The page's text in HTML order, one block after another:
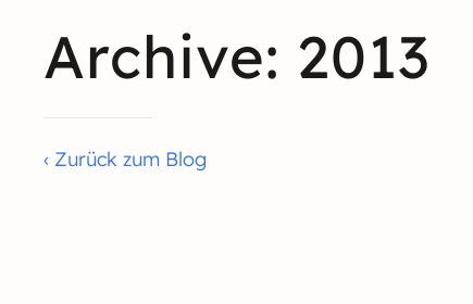
Archive: 2013
‹ Zurück zum Blog